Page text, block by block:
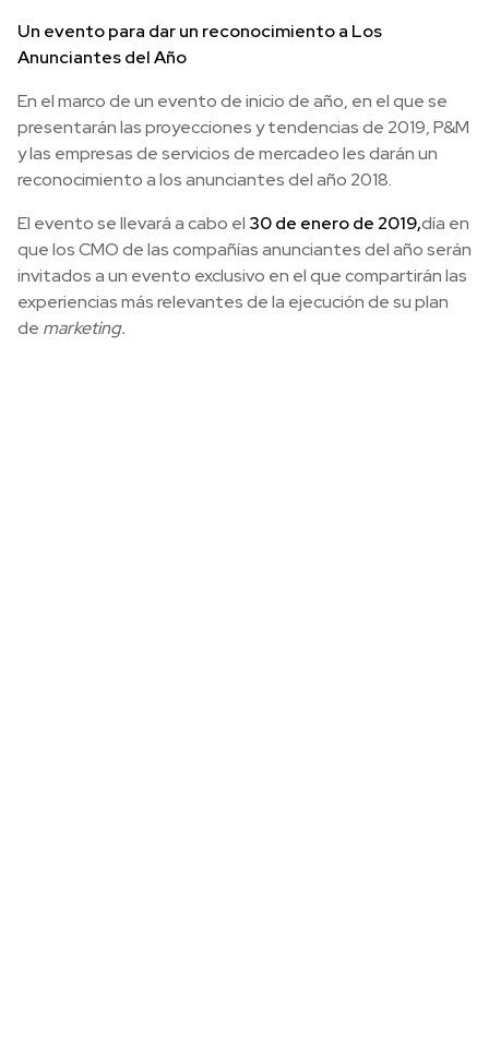
Un evento para dar un reconocimiento a Los
Anunciantes del Año
En el marco de un evento de inicio de año, en el que se
presentarán las proyecciones y tendencias de 2019, P&M
y las empresas de servicios de mercadeo les darán un
reconocimiento a los anunciantes del año 2018.
El evento se llevará a cabo el 30 de enero de 2019,día en
que los CMO de las compañías anunciantes del año serán
invitados a un evento exclusivo en el que compartirán las
experiencias más relevantes de la ejecución de su plan
de marketing.